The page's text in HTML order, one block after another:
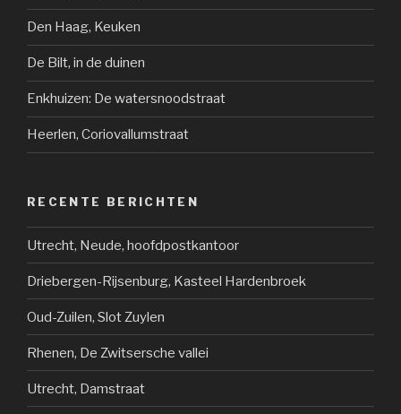
Den Haag, Keuken
De Bilt, in de duinen
Enkhuizen: De watersnoodstraat
Heerlen, Coriovallumstraat
RECENTE BERICHTEN
Utrecht, Neude, hoofdpostkantoor
Driebergen-Rijsenburg, Kasteel Hardenbroek
Oud-Zuilen, Slot Zuylen
Rhenen, De Zwitsersche vallei
Utrecht, Damstraat